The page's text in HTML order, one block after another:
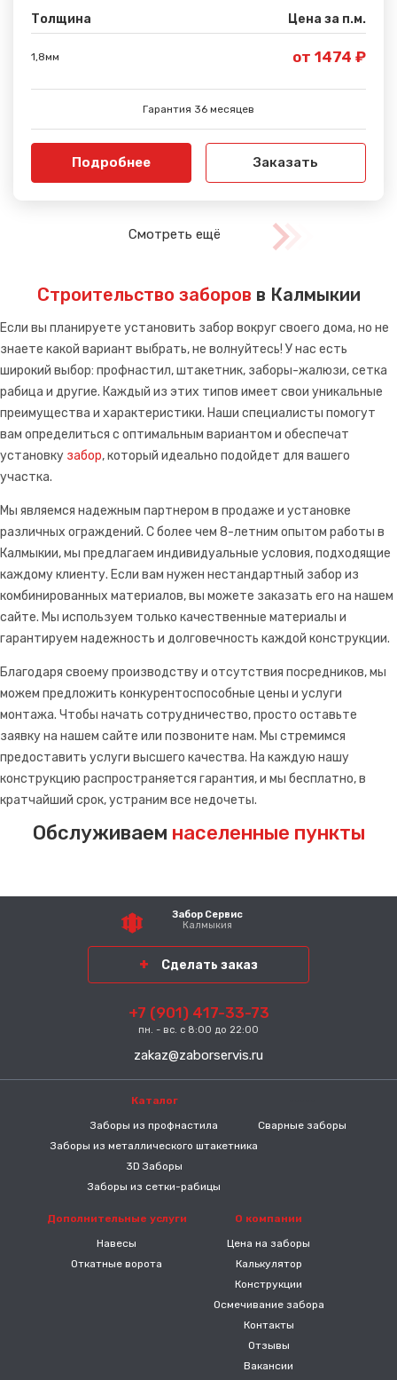
Толщина Цена за п.м.
1,8мм от 1474 ₽
Гарантия 36 месяцев
Подробнее Заказать
Смотреть ещё
Строительство заборов в Калмыкии
Если вы планируете установить забор вокруг своего дома, но не
знаете какой вариант выбрать, не волнуйтесь! У нас есть
широкий выбор: профнастил, штакетник, заборы-жалюзи, сетка
рабица и другие. Каждый из этих типов имеет свои уникальные
преимущества и характеристики. Наши специалисты помогут
вам определиться с оптимальным вариантом и обеспечат
установку забор, который идеально подойдет для вашего
участка.
Мы являемся надежным партнером в продаже и установке
различных ограждений. С более чем 8-летним опытом работы в
Калмыкии, мы предлагаем индивидуальные условия, подходящие
каждому клиенту. Если вам нужен нестандартный забор из
комбинированных материалов, вы можете заказать его на нашем
сайте. Мы используем только качественные материалы и
гарантируем надежность и долговечность каждой конструкции.
Благодаря своему производству и отсутствия посредников, мы
можем предложить конкурентоспособные цены и услуги
монтажа. Чтобы начать сотрудничество, просто оставьте
заявку на нашем сайте или позвоните нам. Мы стремимся
предоставить услуги высшего качества. На каждую нашу
конструкцию распространяется гарантия, и мы бесплатно, в
кратчайший срок, устраним все недочеты.
Обслуживаем населенные пункты
Забор Сервис
Калмыкия
Сделать заказ
+7 (901) 417-33-73
пн. - вс. с 8:00 до 22:00
zakaz@zaborservis.ru
Каталог
Заборы из профнастила
Заборы из металлического штакетника
3D Заборы
Заборы из сетки-рабицы
Сварные заборы
Дополнительные услуги
Навесы
Откатные ворота
О компании
Цена на заборы
Калькулятор
Конструкции
Осмечивание забора
Контакты
Отзывы
Вакансии